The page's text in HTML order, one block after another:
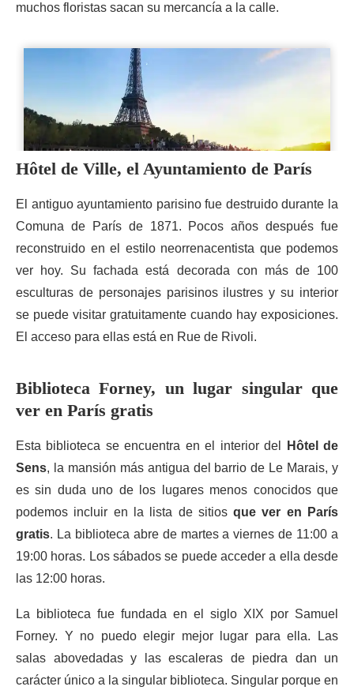
muchos floristas sacan su mercancía a la calle.
Hôtel de Ville, el Ayuntamiento de París
El antiguo ayuntamiento parisino fue destruido durante la
Comuna de París de 1871. Pocos años después fue
reconstruido en el estilo neorrenacentista que podemos
ver hoy. Su fachada está decorada con más de 100
esculturas de personajes parisinos ilustres y su interior
se puede visitar gratuitamente cuando hay exposiciones.
El acceso para ellas está en Rue de Rivoli.
Biblioteca Forney, un lugar singular que
ver en París gratis
Esta biblioteca se encuentra en el interior del
Hôtel de
Sens, la mansión más antigua del barrio de Le Marais, y
es sin duda uno de los lugares menos conocidos que
podemos incluir en la lista de sitiosque ver en París
gratis. La biblioteca abre de martes a viernes de 11:00 a
19:00 horas. Los sábados se puede acceder a ella desde
las 12:00 horas.
La biblioteca fue fundada en el siglo XIX por Samuel
Forney. Y no puedo elegir mejor lugar para ella. Las
salas abovedadas y las escaleras de piedra dan un
carácter único a la singular biblioteca. Singular porque en